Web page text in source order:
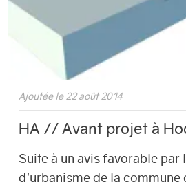
Ajoutée le 22 août 2014
HA // Avant projet à
Suite à un avis favorable par
d'urbanisme de la commune